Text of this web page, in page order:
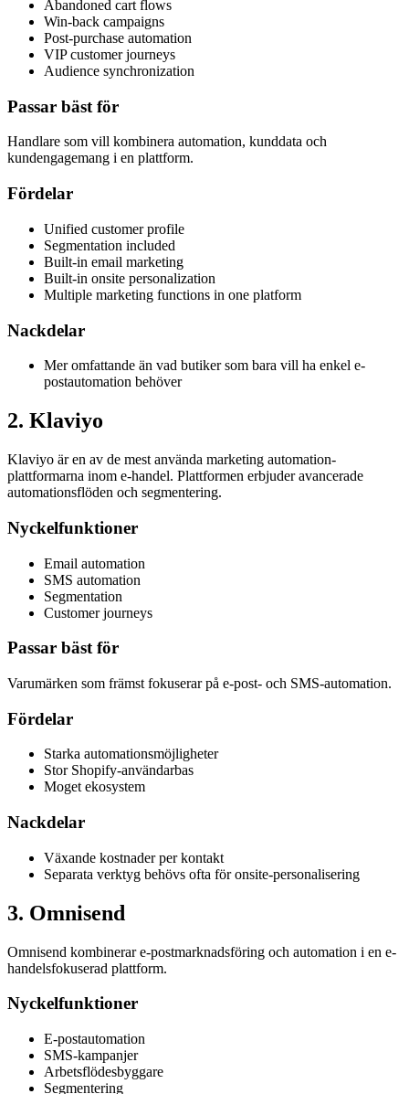
Abandoned cart flows
Win-back campaigns
Post-purchase automation
VIP customer journeys
Audience synchronization
Passar bäst för
Handlare som vill kombinera automation, kunddata och
kundengagemang i en plattform.
Fördelar
Unified customer profile
Segmentation included
Built-in email marketing
Built-in onsite personalization
Multiple marketing functions in one platform
Nackdelar
Mer omfattande än vad butiker som bara vill ha enkel e-
postautomation behöver
2. Klaviyo
Klaviyo är en av de mest använda marketing automation-
plattformarna inom e-handel. Plattformen erbjuder avancerade
automationsflöden och segmentering.
Nyckelfunktioner
Email automation
SMS automation
Segmentation
Customer journeys
Passar bäst för
Varumärken som främst fokuserar på e-post- och SMS-automation.
Fördelar
Starka automationsmöjligheter
Stor Shopify-användarbas
Moget ekosystem
Nackdelar
Växande kostnader per kontakt
Separata verktyg behövs ofta för onsite-personalisering
3. Omnisend
Omnisend kombinerar e-postmarknadsföring och automation i en e-
handelsfokuserad plattform.
Nyckelfunktioner
E-postautomation
SMS-kampanjer
Arbetsflödesbyggare
Segmentering